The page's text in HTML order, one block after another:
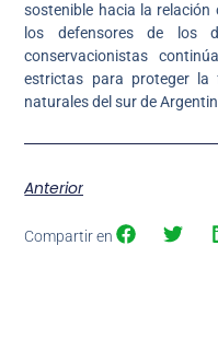
sostenible hacia la
los defensores de los
conservacionistas
estrictas para proteger la
naturales del sur de
Anterior
Compartir en